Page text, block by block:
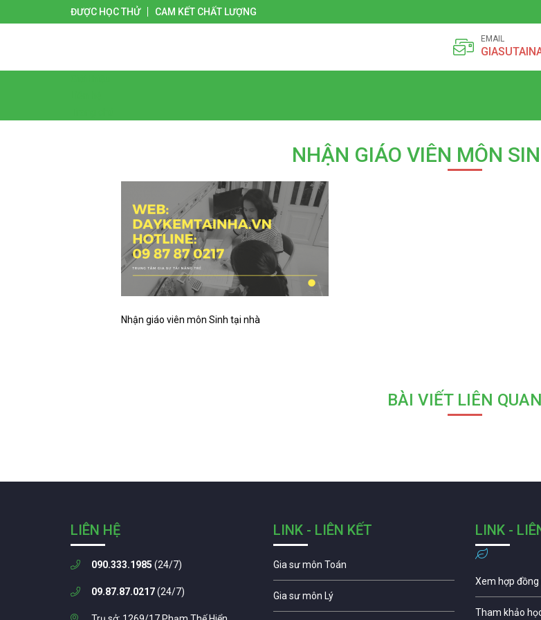
ĐƯỢC HỌC THỬ CAM KẾT CHẤT LƯỢNG
EMAIL
NHẬN GIÁO VIÊN MÔN
Nhận giáo viên môn Sinh tại nhà
BÀI VIẾT LIÊN QUAN
LIÊN HỆ
090.333.1985 (24/7)
09.87.87.0217(24/7)
LINK - LIÊN KẾT
Gia sư môn Toán
Gia sư môn Lý
LINK -
Xem hợp đồng
Tham khảo